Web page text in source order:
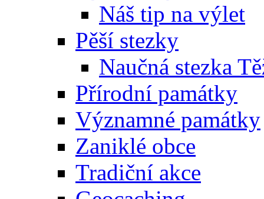
Náš tip na výlet
Pěší stezky
Naučná stezka
Přírodní památky
Významné památky
Zaniklé obce
Tradiční akce